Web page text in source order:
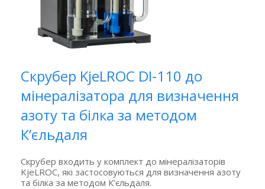
Скрубер KjeLROC DI-110 до
мінералізатора для визначення
азоту та білка за методом
К’єльдаля
Скрубер входить у комплект до мінералізаторів
KjeLROC, які застосовуються для визначення азоту
та білка за методом К’єльдаля.